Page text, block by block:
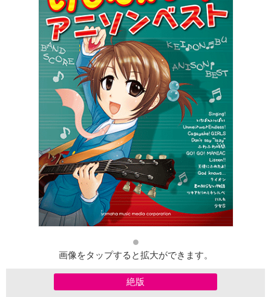
画像をタップすると拡大ができます。
絶版